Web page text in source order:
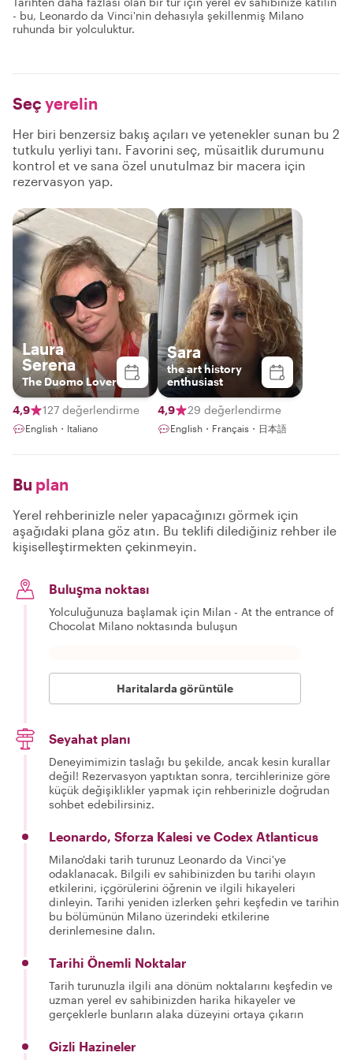
- bu, Leonardo da Vinci'nin dehasıyla şekillenmiş Milano
ruhunda bir yolculuktur.
Seç yerelin
Her biri benzersiz bakış açıları ve yetenekler sunan bu 2
tutkulu yerliyi tanı. Favorini seç, müsaitlik durumunu
kontrol et ve sana özel unutulmaz bir macera için
rezervasyon yap.
Laura
Serena
The Duomo Lover
4,9 127 değerlendirme
English・Italiano
Sara
the art history
enthusiast
4,9 29 değerlendirme
English・Français・日本語
Bu plan
Yerel rehberinizle neler yapacağınızı görmek için
aşağıdaki plana göz atın. Bu teklifi dilediğiniz rehber ile
kişiselleştirmekten çekinmeyin.
Buluşma noktası
Yolculuğunuza başlamak için Milan - At the entrance of
Chocolat Milano noktasında buluşun
Haritalarda görüntüle
Seyahat planı
Deneyimimizin taslağı bu şekilde, ancak kesin kurallar
değil! Rezervasyon yaptıktan sonra, tercihlerinize göre
küçük değişiklikler yapmak için rehberinizle doğrudan
sohbet edebilirsiniz.
Leonardo, Sforza Kalesi ve Codex Atlanticus
Milano'daki tarih turunuz Leonardo da Vinci'ye
odaklanacak. Bilgili ev sahibinizden bu tarihi olayın
etkilerini, içgörülerini öğrenin ve ilgili hikayeleri
dinleyin. Tarihi yeniden izlerken şehri keşfedin ve tarihin
bu bölümünün Milano üzerindeki etkilerine
derinlemesine dalın.
Tarihi Önemli Noktalar
Tarih turunuzla ilgili ana dönüm noktalarını keşfedin ve
uzman yerel ev sahibinizden harika hikayeler ve
gerçeklerle bunların alaka düzeyini ortaya çıkarın
Gizli Hazineler